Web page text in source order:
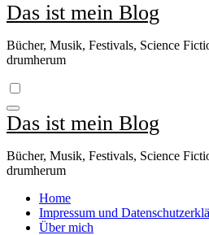
Das ist mein Blog
Bücher, Musik, Festivals, Science
drumherum
Das ist mein Blog
Bücher, Musik, Festivals, Science
drumherum
Home
Impressum und
Über mich